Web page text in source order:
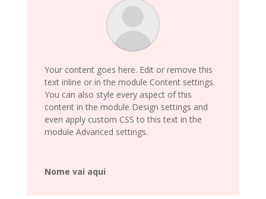
Your content goes here. Edit or remove this
text inline or in the module Content settings.
You can also style every aspect of this
content in the module Design settings and
even apply custom CSS to this text in the
module Advanced settings.
Nome vai aqui